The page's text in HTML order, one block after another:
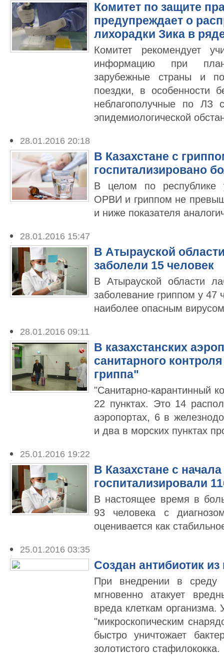
Комитет по защите
предупреждает о
лихорадки Зика в
Комитет рекомендует
информацию при
зарубежные страны и
поездки, в особенности
неблагополучные по ЛЗ
эпидемиологической
28.01.2016 20:18
В Казахстане с
госпитализировано
В целом по республике
ОРВИ и гриппом не
и ниже показателя
28.01.2016 15:47
В Атырауской
заболели 15 человек
В Атырауской области
заболевание гриппом у 47
наиболее опасным
28.01.2016 09:11
В казахстанских
санитарного
гриппа"
"Санитарно-карантинный
22 пунктах. Это 14
аэропортах, 6 в
и два в морских пунктах
25.01.2016 19:22
В Казахстане с
госпитализировали
В настоящее время в
93 человека с
оценивается как
25.01.2016 03:35
Создан антибиотик
При внедрении в среду
мгновенно атакует
вреда клеткам
"микроскопическим
быстро уничтожает
золотистого стафилококка.